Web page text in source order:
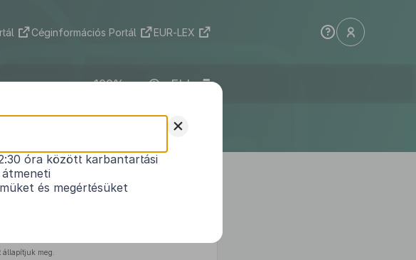
Céginformációs Portál EUR-LEX
ELI
rendelet
meg.
+
óra között karbantartási
és megértésüket